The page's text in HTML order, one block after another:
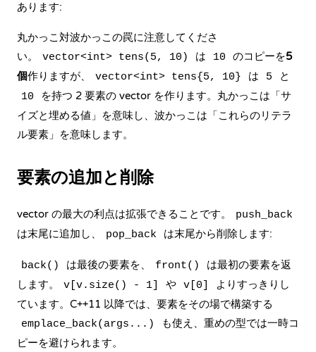
あります:
丸かっこ対波かっこの罠に注意してくださ
い。
vector<int> tens(5, 10) は 10 のコピーを5
個作りますが、 vector<int> tens{5, 10} は 5 と
10
を持つ 2 要素の vector を作ります。丸かっこは「サ
イズと埋める値」を意味し、波かっこは「これらのリテラ
ル要素」を意味します。
要素の追加と削除
vector の最大の利点は拡張できることです。 push_back
は末尾に追加し、 pop_back は末尾から削除します:
back() は最後の要素を、 front()
は最初の要素を返
します。
v[v.size() - 1] や v[0]
よりすっきりし
ています。C++11 以降では、要素をその場で構築する
emplace_back(args...)
も使え、重めの型では一時コ
ピーを避けられます。